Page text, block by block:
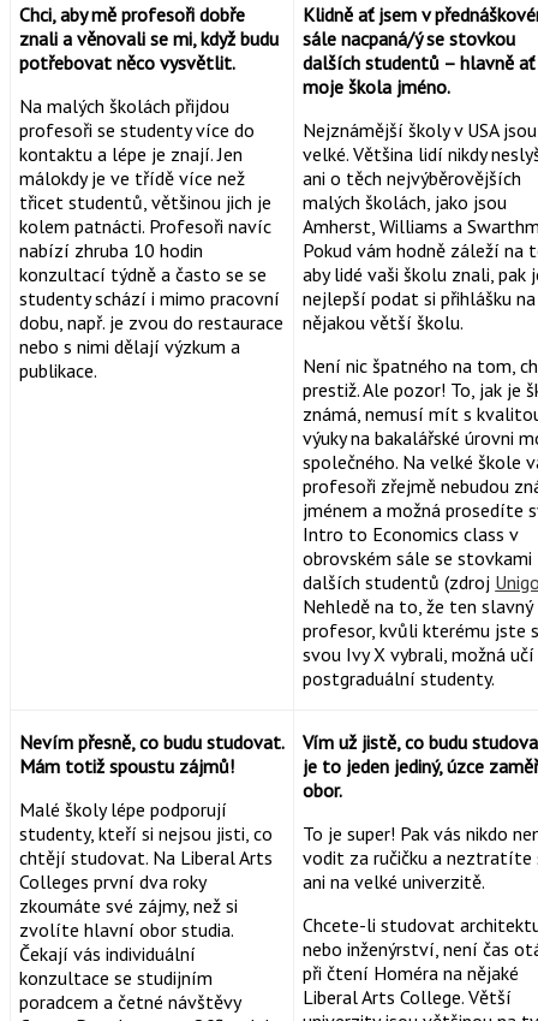
Chci, aby mě profesoři dobře
znali a věnovali se mi, když budu
potřebovat něco vysvětlit.
Na malých školách přijdou
profesoři se studenty více do
kontaktu a lépe je znají. Jen
málokdy je ve třídě více než
třicet studentů, většinou jich je
kolem patnácti. Profesoři navíc
nabízí zhruba 10 hodin
konzultací týdně a často se se
studenty schází i mimo pracovní
dobu, např. je zvou do restaurace
nebo s nimi dělají výzkum a
publikace.
Klidně ať jsem v
sále nacpaná/ý se stovkou
dalších studentů – hlavně ať
moje škola jméno.
Nejznámější školy v USA
velké. Většina lidí nikdy
ani o těch nejvýběrovějších
malých školách, jako jsou
Amherst, Williams a
Pokud vám hodně záleží na
aby lidé vaši školu znali, pak
nejlepší podat si přihlášku na
nějakou větší školu.
Není nic špatného na tom,
prestiž. Ale pozor! To, jak je
známá, nemusí mít s
výuky na bakalářské úrovni
společného. Na velké škole
profesoři zřejmě nebudou
jménem a možná prosedíte
Intro to Economics class v
obrovském sále se stovkami
dalších studentů (zdroj
Nehledě na to, že ten slavný
profesor, kvůli kterému jste
svou Ivy X vybrali, možná
postgraduální studenty.
Nevím přesně, co budu studovat.
Mám totiž spoustu zájmů!
Malé školy lépe podporují
studenty, kteří si nejsou jisti, co
chtějí studovat. Na Liberal Arts
Colleges první dva roky
zkoumáte své zájmy, než si
zvolíte hlavní obor studia.
Čekají vás individuální
konzultace se studijním
poradcem a četné návštěvy
Vím už jistě, co budu
je to jeden jediný, úzce
obor.
To je super! Pak vás nikdo
vodit za ručičku a neztratíte
ani na velké univerzitě.
Chcete-li studovat
nebo inženýrství, není čas
při čtení Homéra na nějaké
Liberal Arts College. Větší